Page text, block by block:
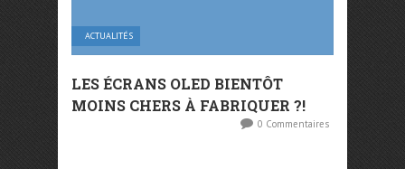
ACTUALITÉS
LES ÉCRANS OLED BIENTÔT
MOINS CHERS À FABRIQUER ?!
0 Commentaires